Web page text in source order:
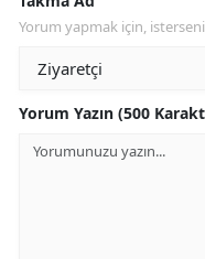
Yorum yapmak için,
Yorum Yazın (500